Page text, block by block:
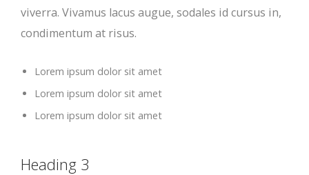
viverra. Vivamus lacus augue, sodales id cursus in,
condimentum at risus.
Lorem ipsum dolor sit amet
Lorem ipsum dolor sit amet
Lorem ipsum dolor sit amet
Heading 3